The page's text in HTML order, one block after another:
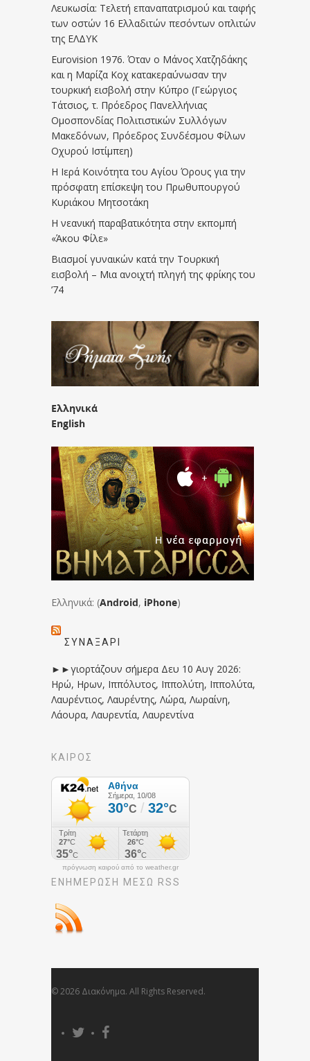
Λευκωσία: Τελετή επαναπατρισμού και ταφής
των οστών 16 Ελλαδιτών πεσόντων οπλιτών
της ΕΛΔΥΚ
Eurovision 1976. Όταν ο Μάνος Χατζηδάκης
και η Μαρίζα Κοχ κατακεραύνωσαν την
τουρκική εισβολή στην Κύπρο (Γεώργιος
Τάτσιος, τ. Πρόεδρος Πανελλήνιας
Ομοσπονδίας Πολιτιστικών Συλλόγων
Μακεδόνων, Πρόεδρος Συνδέσμου Φίλων
Οχυρού Ιστίμπεη)
Η Ιερά Κοινότητα του Αγίου Όρους για την
πρόσφατη επίσκεψη του Πρωθυπουργού
Κυριάκου Μητσοτάκη
Η νεανική παραβατικότητα στην εκπομπή
«Άκου Φίλε»
Βιασμοί γυναικών κατά την Τουρκική
εισβολή – Μια ανοιχτή πληγή της φρίκης του
’74
Ελληνικά
English
Ελληνικά: (Android, iPhone)
ΣΥΝΑΞΆΡΙ
►►γιορτάζουν σήμερα Δευ 10 Αυγ 2026:
Ηρώ, Ηρων, Ιππόλυτος, Ιππολύτη, Ιππολύτα,
Λαυρέντιος, Λαυρέντης, Λώρα, Λωραίνη,
Λάουρα, Λαυρεντία, Λαυρεντίνα
ΚΑΙΡΟΣ
πρόγνωση καιρού από το weather.gr
ΕΝΗΜΈΡΩΣΉ ΜΕΣΩ RSS
© 2026 Διακόνημα. All Rights Reserved.